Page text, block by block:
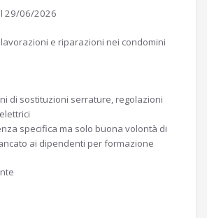
29/06/2026
e riparazioni nei condomini
di sostituzioni serrature, regolazioni
specifica ma solo buona volontà di
ai dipendenti per formazione